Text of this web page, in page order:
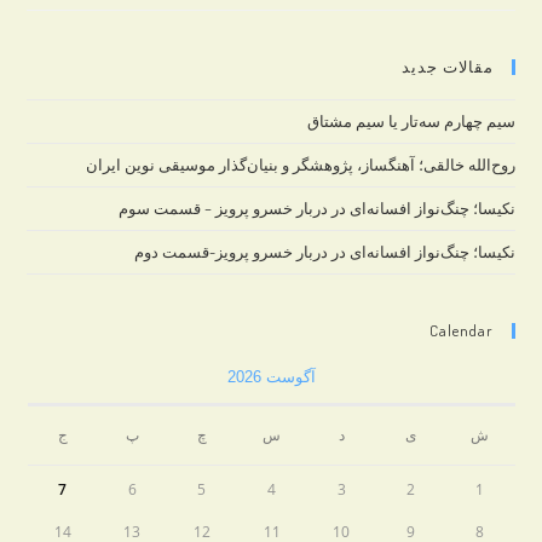
مقالات جدید
سیم چهارم سه‌تار یا سیم مشتاق
روح‌الله خالقی؛ آهنگساز، پژوهشگر و بنیان‌گذار موسیقی نوین ایران
نکیسا؛ چنگ‌نواز افسانه‌ای در دربار خسرو پرویز – قسمت سوم
نکیسا؛ چنگ‌نواز افسانه‌ای در دربار خسرو پرویز-قسمت دوم
Calendar
آگوست 2026
ش ی د س چ پ ج
1
2
3
4
5
6
7
8
9
10
11
12
13
14